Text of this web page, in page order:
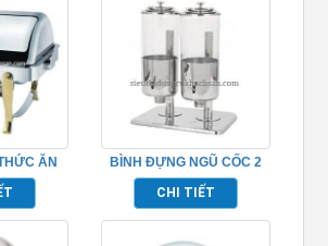
ĂN
BÌNH ĐỰNG NGŨ CỐC 2
NGĂN INOX TP697044
CHI TIẾT